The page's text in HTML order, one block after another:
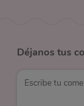
Déjanos tus